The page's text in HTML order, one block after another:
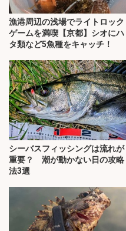
漁港周辺の浅場でライトロック
ゲームを満喫【京都】シオにハ
タ類など5魚種をキャッチ！
シーバスフィッシングは流れが
重要？ 潮が動かない日の攻略
法3選